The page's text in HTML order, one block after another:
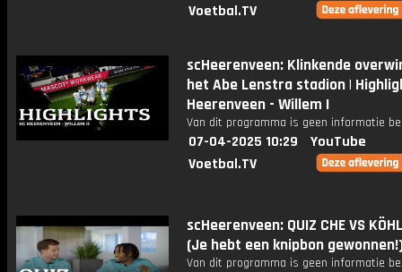
Voetbal.TV
scHeerenveen: Klinkende
het Abe Lenstra stadion |
Heerenveen - Willem I
Van dit programma is geen informatie
07-04-2025 10:29
YouTube
Voetbal.TV
scHeerenveen: QUIZ CHE VS
(Je hebt een knipbon
Van dit programma is geen informatie